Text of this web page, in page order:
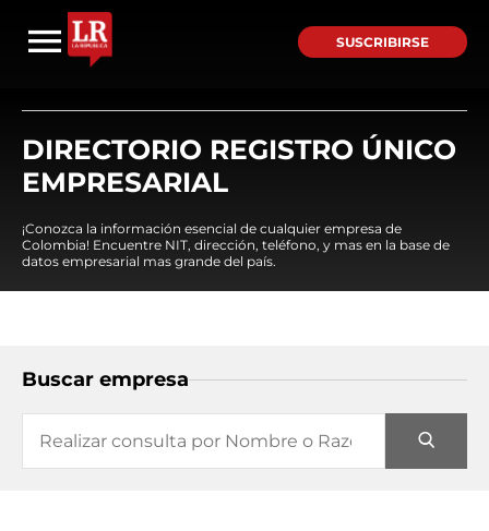
SUSCRIBIRSE
DIRECTORIO REGISTRO ÚNICO
EMPRESARIAL
¡Conozca la información esencial de cualquier empresa de
Colombia! Encuentre NIT, dirección, teléfono, y mas en la base de
datos empresarial mas grande del país.
Buscar empresa